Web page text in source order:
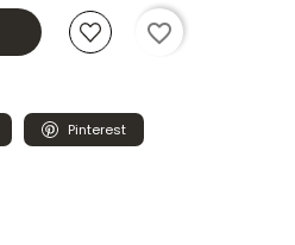
favorite_border
Pinterest